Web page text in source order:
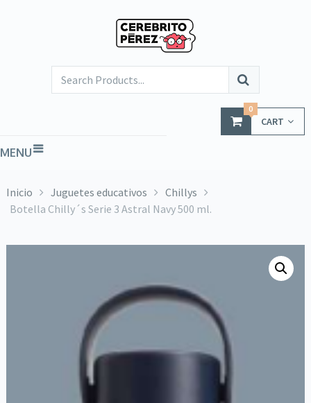
CART
0
MENU
Inicio Juguetes educativos
Chillys
Botella Chilly´s Serie 3 Astral Navy 500 ml.